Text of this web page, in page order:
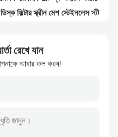
ইস্পাত এবং গ্যালভানাইজড ইস্পাত
রেখে যান
আবার কল করব!